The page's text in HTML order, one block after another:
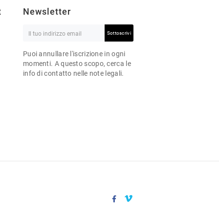
Newsletter
Sottoscrivi
Puoi annullare l'iscrizione in ogni
momenti. A questo scopo, cerca le
info di contatto nelle note legali.